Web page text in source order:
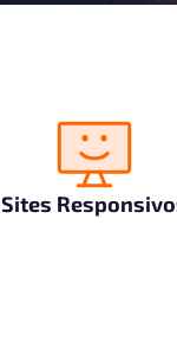
Sites